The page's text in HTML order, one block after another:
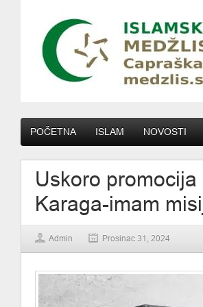
POČETNA ISLAM NOVOSTI
Uskoro promocija
Karaga-imam
Admin Prosinac 31, 2024